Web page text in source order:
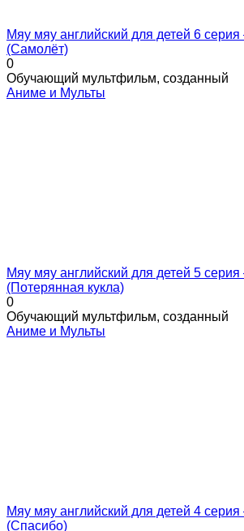
Мяу мяу английский для детей 6
(Самолёт)
0
Обучающий мультфильм, созданный
Аниме и Мульты
Мяу мяу английский для детей 5
(Потерянная кукла)
0
Обучающий мультфильм, созданный
Аниме и Мульты
Мяу мяу английский для детей 4
(Спасибо)